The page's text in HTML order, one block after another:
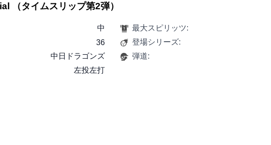
（タイムスリップ第2弾）
中
36
中日ドラゴンズ
左投左打
最大スピリッツ:
登場シリーズ:
弾道: